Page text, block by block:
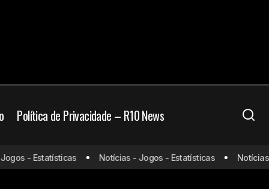
Política de Privacidade – R10 News
da quarta
Cruzeiro confirma lesão grave no
joelho de Cássio; goleiro passará por
cirurgia
- Estatísticas Notícias - Jogos - Estatísticas Notícias -